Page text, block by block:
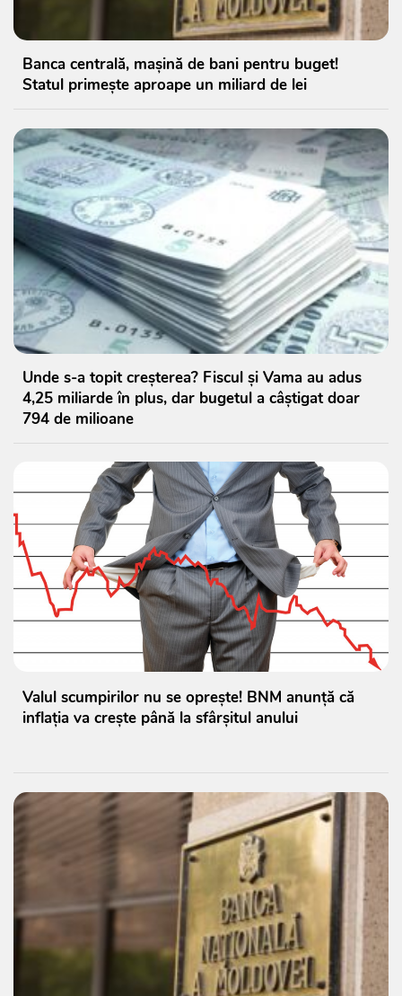
Banca centrală, mașină de bani pentru buget!
Statul primește aproape un miliard de lei
Unde s-a topit creșterea? Fiscul și Vama au adus
4,25 miliarde în plus, dar bugetul a câștigat doar
794 de milioane
Valul scumpirilor nu se oprește! BNM anunță că
inflația va crește până la sfârșitul anului